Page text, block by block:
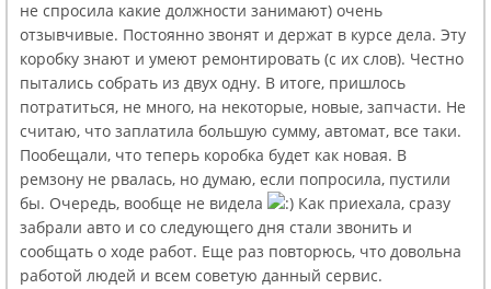
не спросила какие должности занимают) очень
отзывчивые. Постоянно звонят и держат в курсе дела. Эту
коробку знают и умеют ремонтировать (с их слов). Честно
пытались собрать из двух одну. В итоге, пришлось
потратиться, не много, на некоторые, новые, запчасти. Не
считаю, что заплатила большую сумму, автомат, все таки.
Пообещали, что теперь коробка будет как новая. В
ремзону не рвалась, но думаю, если попросила, пустили
бы. Очередь, вообще не видела
Как приехала, сразу
забрали авто и со следующего дня стали звонить и
сообщать о ходе работ. Еще раз повторюсь, что довольна
работой людей и всем советую данный сервис.